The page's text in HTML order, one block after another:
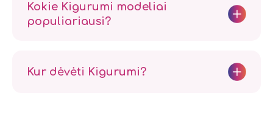
Kokie Kigurumi modeliai
populiariausi?
Kur dėvėti Kigurumi?